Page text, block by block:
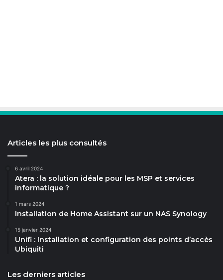
Articles les plus consultés
6 avril 2024
Atera : la solution idéale pour les MSP et services
informatique ?
1 mars 2024
Installation de Home Assistant sur un NAS Synology
15 janvier 2024
Unifi : Installation et configuration des points d’accès
Ubiquiti
Les derniers articles